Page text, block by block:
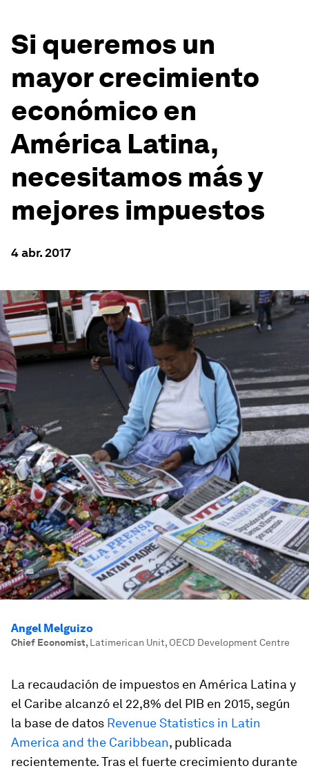
Si queremos un
mayor crecimiento
económico en
América Latina,
necesitamos más y
mejores impuestos
4 abr. 2017
Angel Melguizo
Chief Economist, Latimerican Unit, OECD Development Centre
La recaudación de impuestos en América Latina y
el Caribe alcanzó el 22,8% del PIB en 2015, según
la base de datos Revenue Statistics in Latin
America and the Caribbean, publicada
recientemente. Tras el fuerte crecimiento durante